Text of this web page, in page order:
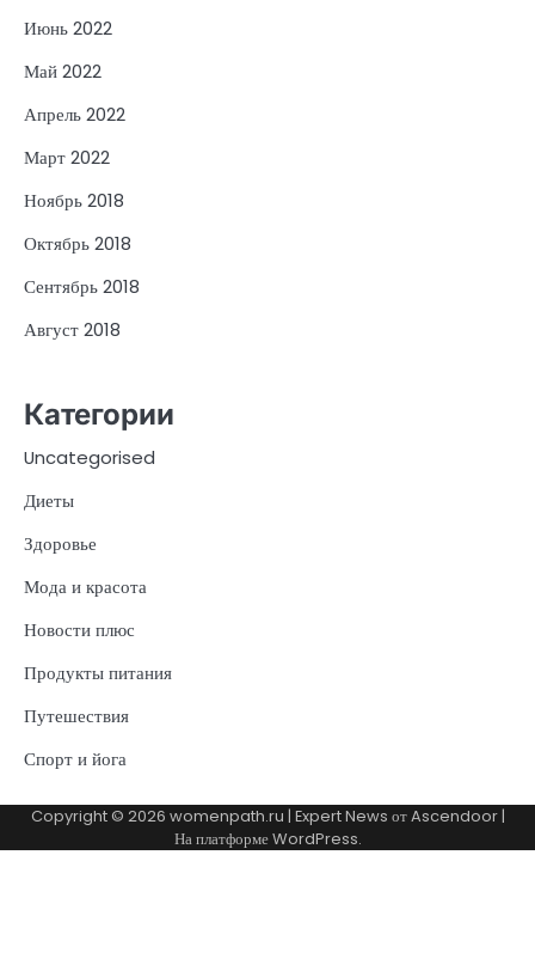
Июнь 2022
Май 2022
Апрель 2022
Март 2022
Ноябрь 2018
Октябрь 2018
Сентябрь 2018
Август 2018
Категории
Uncategorised
Диеты
Здоровье
Мода и красота
Новости плюс
Продукты питания
Путешествия
Спорт и йога
Copyright © 2026 womenpath.ru | Expert News отAscendoor|
На платформеWordPress.